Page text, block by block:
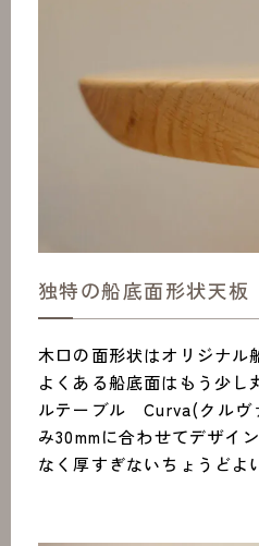
独特の船底面形状天板
木口の面形状はオリジナル
よくある船底面はもう少し
ルテーブル Curva(クルヴ
み30mmに合わせてデザイ
なく厚すぎないちょうどよ